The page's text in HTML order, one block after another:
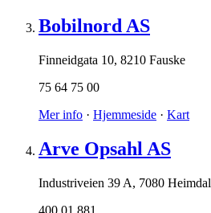
Bobilnord AS
Finneidgata 10, 8210 Fauske
75 64 75 00
Mer info · Hjemmeside · Kart
Arve Opsahl AS
Industriveien 39 A, 7080 Heimdal